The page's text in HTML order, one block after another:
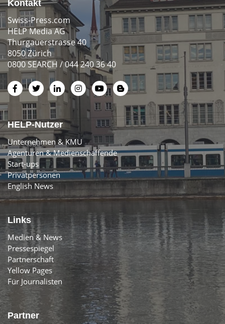
Kontakt
Swiss-Press.com
HELP Media AG
Thurgauerstrasse 40
8050 Zürich
0800 SEARCH / 044 240 36 40
HELP-Nutzer
Unternehmen & KMU
Agenturen & Medienschaffende
Start-ups
Privatpersonen
English News
Links
Medien & News
Pressespiegel
Partnerschaft
Yellow Pages
Für Journalisten
Partner